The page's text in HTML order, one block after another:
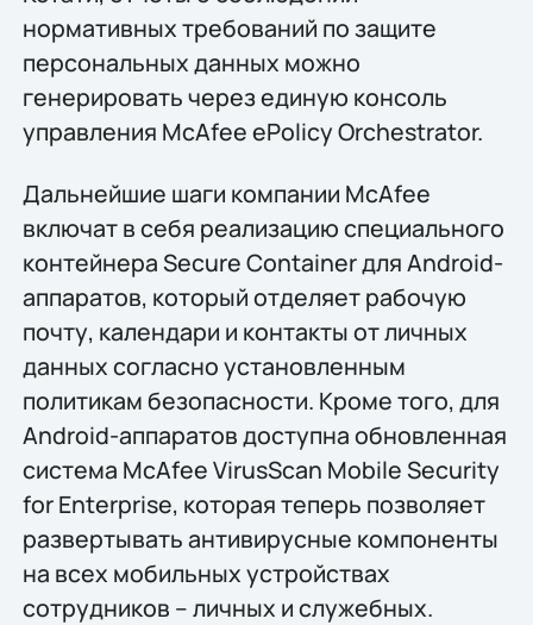
нормативных требований по защите
персональных данных можно
генерировать через единую консоль
управления McAfee ePolicy Orchestrator.
Дальнейшие шаги компании McAfee
включат в себя реализацию специального
контейнера Secure Container для Android-
аппаратов, который отделяет рабочую
почту, календари и контакты от личных
данных согласно установленным
политикам безопасности. Кроме того, для
Android-аппаратов доступна обновленная
система McAfee VirusScan Mobile Security
for Enterprise, которая теперь позволяет
развертывать антивирусные компоненты
на всех мобильных устройствах
сотрудников – личных и служебных.